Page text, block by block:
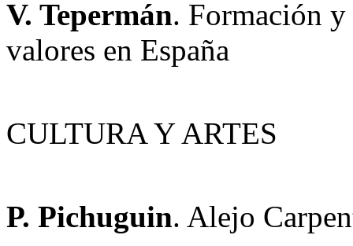
V. Tepermán. Formación
valores en España
CULTURA Y ARTES
P. Pichuguin. Alejo